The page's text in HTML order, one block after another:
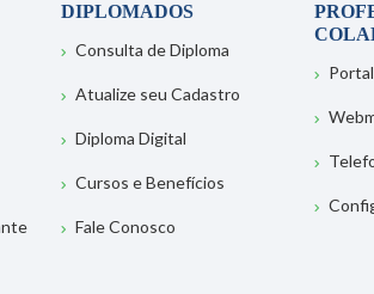
DIPLOMADOS
Consulta de Diploma
Atualize seu Cadastro
Diploma Digital
Cursos e Benefícios
Fale Conosco